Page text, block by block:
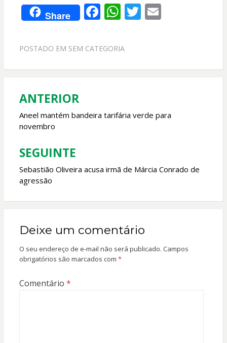
Share F
e
o
k
W
at
A
p
T E
POSTADO EM SEM CATEGORIA
Navegação
de
Post
ANTERIOR
Aneel mantém bandeira tarifária verde para
novembro
SEGUINTE
Sebastião Oliveira acusa irmã de Márcia Conrado de
agressão
Deixe um comentário
O seu endereço de e-mail não será publicado. Campos
obrigatórios são marcados com *
Comentário *